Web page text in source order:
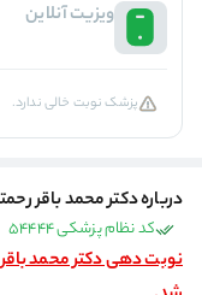
ویزیت آنلاین
پزشک نوبت خالی ندارد.
درباره دکتر محمد باقر
کد نظام پزشکی 54444